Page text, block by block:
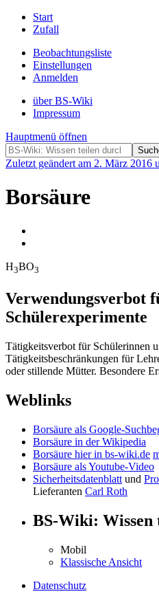
Start
Zufall
Beobachtungsliste
Einstellungen
Anmelden
über BS-Wiki
Impressum
Hauptmenü öffnen
Zuletzt geändert am 2. März 2016
Borsäure
H3BO3
Verwendungsverbot
Schülerexperimente
Tätigkeitsverbot für Schülerinnen
Tätigkeitsbeschränkungen für
oder stillende Mütter. Besondere
Weblinks
Borsäure als Google-
Borsäure in der Wikipedia
Borsäure hier in bs-wiki.de
Borsäure als Youtube-Video
Sicherheitsdatenblatt und
Lieferanten Carl Roth
BS-Wiki: Wissen
Mobil
Klassische Ansicht
Datenschutz